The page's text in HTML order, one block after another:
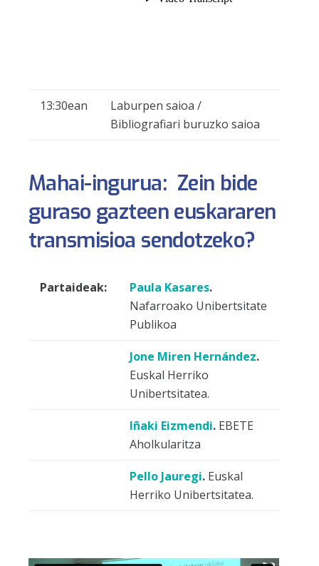
13:30ean
Laburpen saioa /
Bibliografiari buruzko saioa
Mahai-ingurua: Zein bide
guraso gazteen euskararen
transmisioa sendotzeko?
Partaideak: Paula Kasares.
Nafarroako Unibertsitate
Publikoa
Jone Miren Hernández.
Euskal Herriko
Unibertsitatea.
Iñaki Eizmendi. EBETE
Aholkularitza
Pello Jauregi. Euskal
Herriko Unibertsitatea.